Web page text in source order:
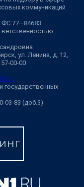
коммуникаций
77—84683
ул. Ленина, д. 12,
00-00
государственных
03-83 (доб.3)